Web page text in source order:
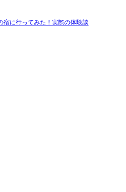
宿に行ってみた！実際の体験談